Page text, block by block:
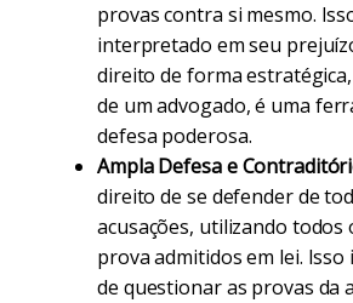
provas contra si mesmo.
interpretado em seu
direito de forma
de um advogado, é uma
defesa poderosa.
Ampla Defesa e
direito de se defender de
acusações, utilizando todos
prova admitidos em lei.
de questionar as provas da